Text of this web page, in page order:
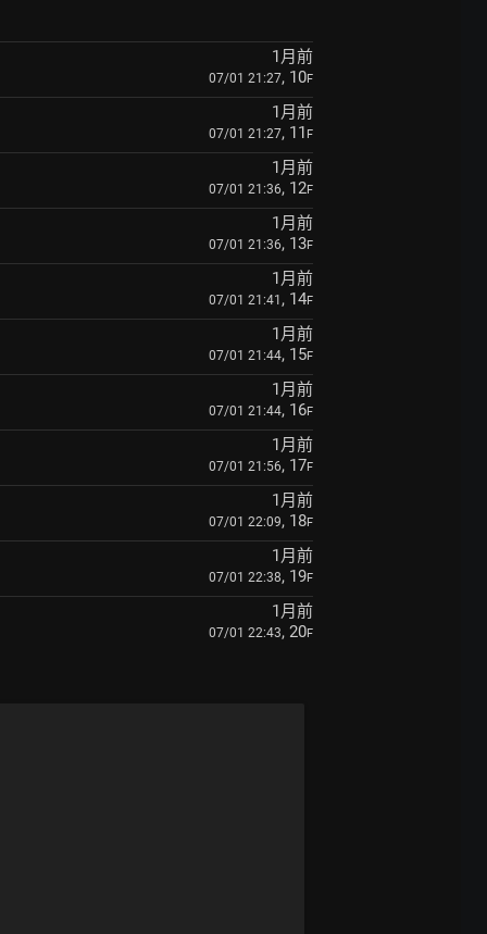
1月前
07/01 21:27, 10F
1月前
07/01 21:27, 11 F
1月前
07/01 21:36, 12F
1月前
07/01 21:36, 13F
1月前
07/01 21:41 , 14F
1月前
07/01 21:44, 15F
1月前
07/01 21:44, 16F
1月前
07/01 21:56, 17F
1月前
07/01 22:09, 18F
1月前
07/01 22:38, 19F
1月前
07/01 22:43, 20F